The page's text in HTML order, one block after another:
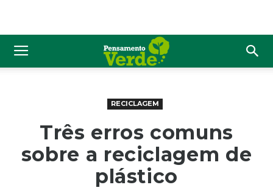
RECICLAGEM
Três erros comuns
sobre a reciclagem de
plástico